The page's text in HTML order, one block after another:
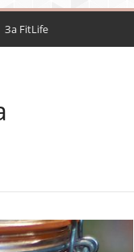
За FitLife